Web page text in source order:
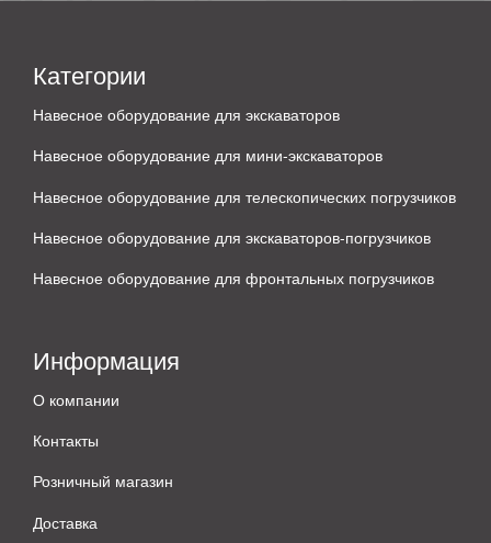
Категории
Навесное оборудование для экскаваторов
Навесное оборудование для мини-экскаваторов
Навесное оборудование для телескопических погрузчиков
Навесное оборудование для экскаваторов-погрузчиков
Навесное оборудование для фронтальных погрузчиков
Информация
О компании
Контакты
Розничный магазин
Доставка